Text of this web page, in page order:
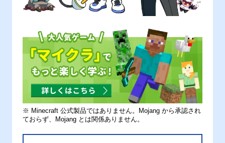
※ Minecraft 公式製品ではありません。Mojang から承認され
ておらず、Mojang とは関係ありません。